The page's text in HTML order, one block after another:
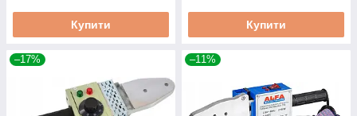
Купити Купити
–17% –11%